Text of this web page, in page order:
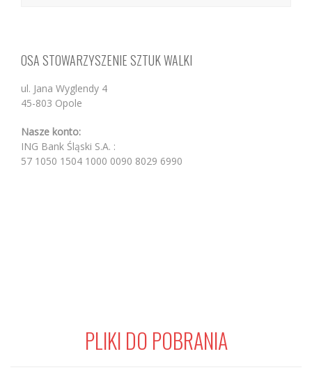
OSA STOWARZYSZENIE SZTUK WALKI
ul. Jana Wyglendy 4
45-803 Opole
Nasze konto:
ING Bank Śląski S.A. :
57 1050 1504 1000 0090 8029 6990
PLIKI DO POBRANIA